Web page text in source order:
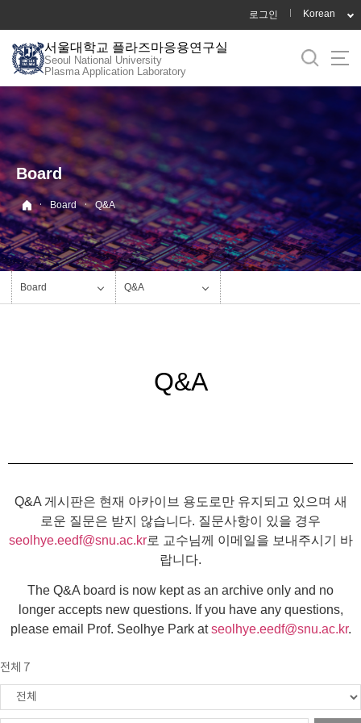
로
메
뉴
로그인 Korean
서울대학교 플라즈마응용연구실
Seoul National University
Plasma Application Laboratory
Board
· Board · Q&A
Board Q&A
Q&A
Q&A 게시판은 현재 아카이브 용도로만 유지되고 있으며 새
로운 질문은 받지 않습니다. 질문사항이 있을 경우
seolhye.eedf@snu.ac.kr로 교수님께 이메일을 보내주시기 바
랍니다.
The Q&A board is now kept as an archive only and no
longer accepts new questions. If you have any questions,
please email Prof. Seolhye Park atseolhye.eedf@snu.ac.kr.
전체 7